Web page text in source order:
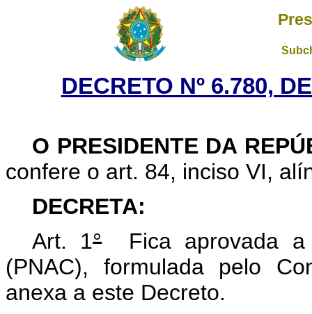
DECRETO Nº 6.780,
O PRESIDENTE DA
confere o art. 84, inciso VI,
DECRETA:
Art. 1°Fica aprovada a
(PNAC), formulada pelo
anexa a este Decreto.